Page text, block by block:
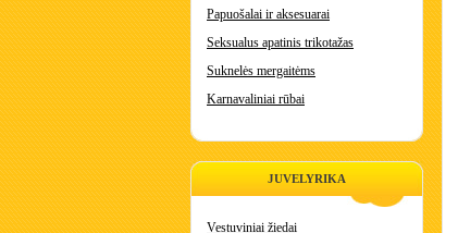
Papuošalai ir aksesuarai
Seksualus apatinis trikotažas
Suknelės mergaitėms
Karnavaliniai rūbai
JUVELYRIKA
Vestuviniai žiedai